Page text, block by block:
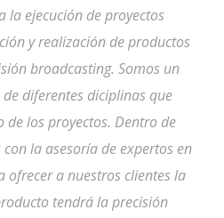
la ejecución de proyectos
y realización de productos
broadcasting. Somos un
diferentes diciplinas que
de los proyectos. Dentro de
la asesoría de expertos en
ofrecer a nuestros clientes la
tendrá la precisión